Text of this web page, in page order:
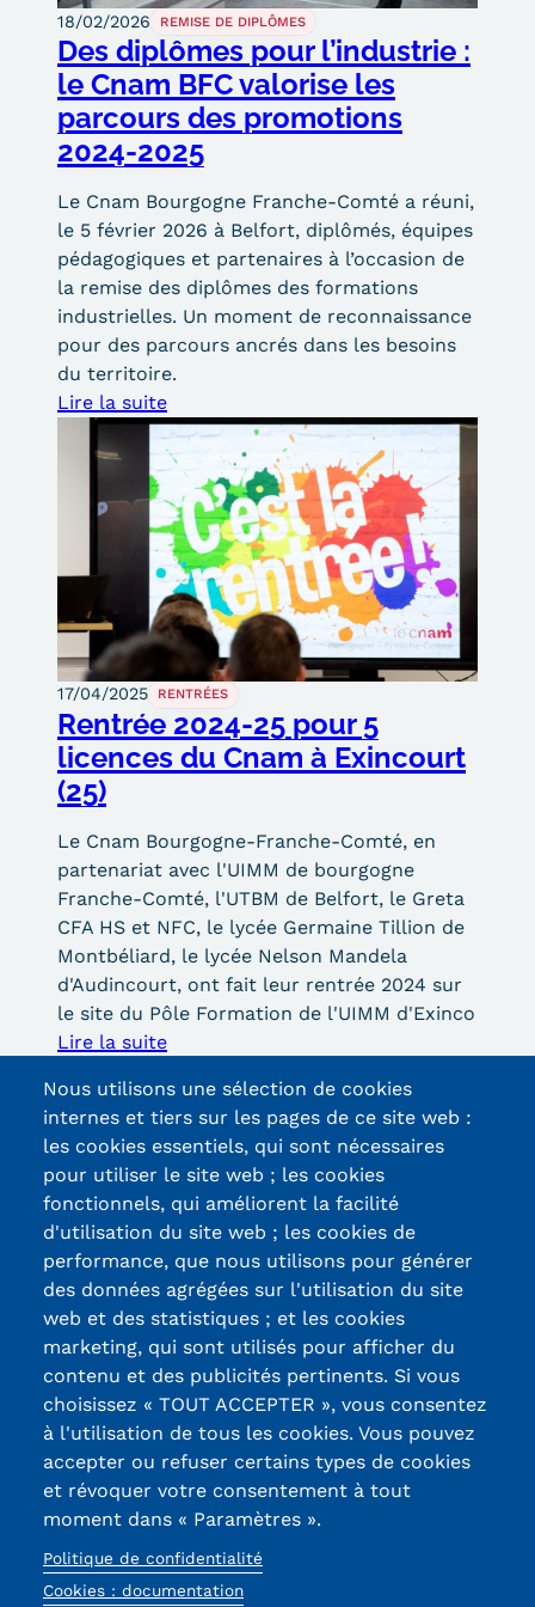
Kits communications Cnam
Prospect
Fiche contact salons, forums,
18/02/2026 REMISE DE DIPLÔMES
Des diplômes pour l’industrie :
le Cnam BFC valorise les
parcours des promotions
2024-2025
Le Cnam Bourgogne Franche-Comté a réuni,
le 5 février 2026 à Belfort, diplômés, équipes
pédagogiques et partenaires à l’occasion de
la remise des diplômes des formations
industrielles. Un moment de reconnaissance
pour des parcours ancrés dans les besoins
du territoire.
Lire la suite
17/04/2025 RENTRÉES
Rentrée 2024-25 pour 5
licences du Cnam à Exincourt
(25)
Le Cnam Bourgogne-Franche-Comté, en
partenariat avec l'UIMM de bourgogne
Franche-Comté, l'UTBM de Belfort, le Greta
CFA HS et NFC, le lycée Germaine Tillion de
Montbéliard, le lycée Nelson Mandela
d'Audincourt, ont fait leur rentrée 2024 sur
le site du Pôle Formation de l'UIMM d'Exinco
Lire la suite
13, Rue Ernest
Thierry-Mieg
90010 BELFORT
Cedex
03 84 58 33 10
Réseaux
Certifications /
Labels qualité
Nous utilisons une sélection de cookies
internes et tiers sur les pages de ce site web :
les cookies essentiels, qui sont nécessaires
pour utiliser le site web ; les cookies
fonctionnels, qui améliorent la facilité
d'utilisation du site web ; les cookies de
performance, que nous utilisons pour générer
des données agrégées sur l'utilisation du site
web et des statistiques ; et les cookies
marketing, qui sont utilisés pour afficher du
contenu et des publicités pertinents. Si vous
choisissez « TOUT ACCEPTER », vous consentez
à l'utilisation de tous les cookies. Vous pouvez
accepter ou refuser certains types de cookies
et révoquer votre consentement à tout
moment dans « Paramètres ».
Politique de confidentialité
Cookies : documentation